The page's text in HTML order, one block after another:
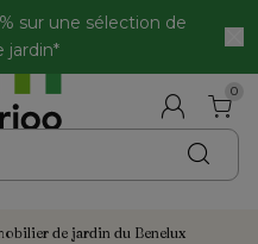
% sur une sélection de
jardin*
0
de jardin du Benelux